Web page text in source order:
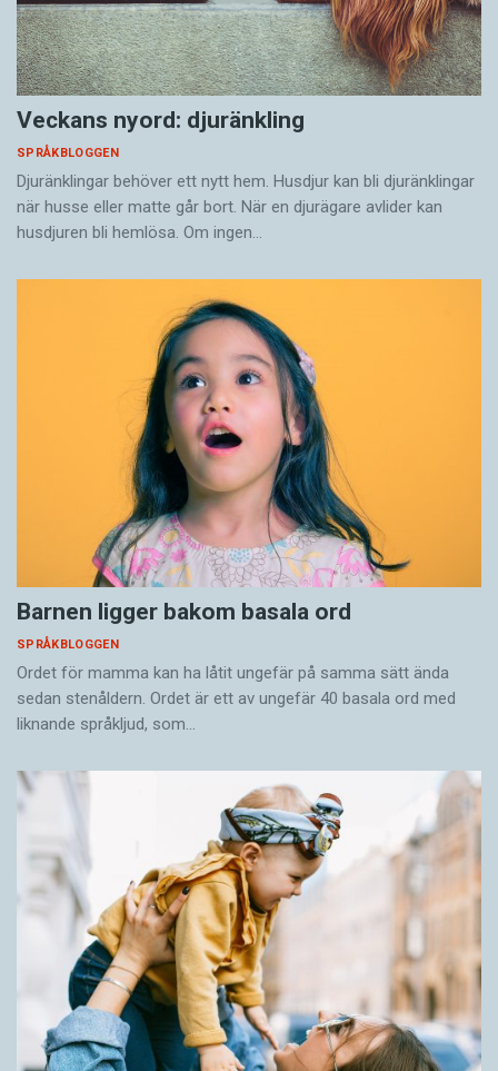
Veckans nyord: djuränkling
SPRÅKBLOGGEN
Djuränklingar behöver ett nytt hem. Husdjur kan bli djuränklingar
när husse eller matte går bort. När en djurägare avlider kan
husdjuren bli hemlösa. Om ingen…
Barnen ligger bakom basala ord
SPRÅKBLOGGEN
Ordet för mamma kan ha låtit ungefär på samma sätt ända
sedan stenåldern. Ordet är ett av ungefär 40 basala ord med
liknande språkljud, som…